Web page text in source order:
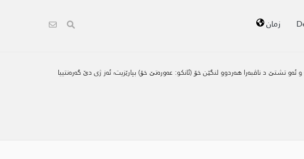
زمان
تشتێ د ناڤبه‌را هه‌ردوو لنگێن خۆ (ئانكو: عه‌وره‌تێ خۆ) بپارێزیت؛ ئه‌ز ژی دێ گه‌ره‌نتییا